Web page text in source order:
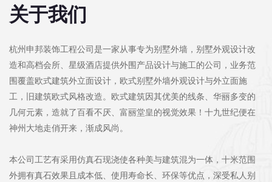
关于我们
杭州申邦装饰工程公司是一家从事专为别墅外墙，别墅外观设计改
造和高档会所、星级酒店提供外围产品设计与施工的公司，业务范
围覆盖欧式建筑外立面设计，欧式别墅外墙外观设计与外立面施
工，旧建筑欧式风格改造。欧式建筑因其优美的线条、华丽多变的
几何元素，造就了百看不厌、富丽堂皇的视觉效果！十九世纪便在
神州大地走俏开来，渐成风尚。
本公司工艺有采用仿真石现浇使各种美与建筑混为一体，十米范围
外拥有真石效果且成本低、使用寿命长、环保等优点，深受私人别